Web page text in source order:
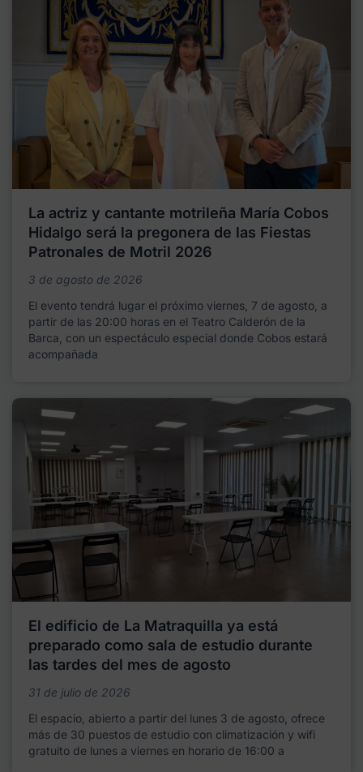
La actriz y cantante motrileña María Cobos
Hidalgo será la pregonera de las Fiestas
Patronales de Motril 2026
3 de agosto de 2026
El evento tendrá lugar el próximo viernes, 7 de agosto, a
partir de las 20:00 horas en el Teatro Calderón de la
Barca, con un espectáculo especial donde Cobos estará
acompañada
El edificio de La Matraquilla ya está
preparado como sala de estudio durante
las tardes del mes de agosto
31 de julio de 2026
El espacio, abierto a partir del lunes 3 de agosto, ofrece
más de 30 puestos de estudio con climatización y wifi
gratuito de lunes a viernes en horario de 16:00 a